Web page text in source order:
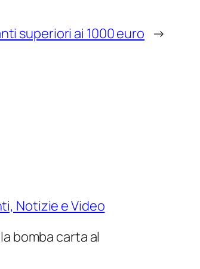
superiori ai 1000 euro →
Notizie e Video
bomba carta al